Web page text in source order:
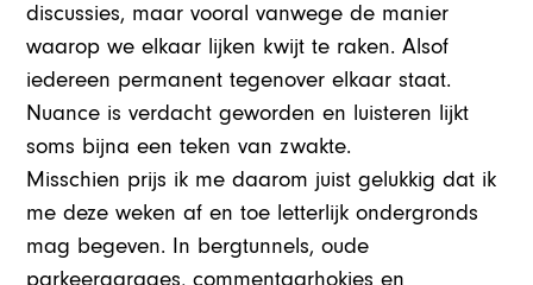
discussies, maar vooral vanwege de manier
waarop we elkaar lijken kwijt te raken. Alsof
iedereen permanent tegenover elkaar staat.
Nuance is verdacht geworden en luisteren lijkt
soms bijna een teken van zwakte.
Misschien prijs ik me daarom juist gelukkig dat ik
me deze weken af en toe letterlijk ondergronds
mag begeven. In bergtunnels, oude
parkeergarages, commentaarhokjes en